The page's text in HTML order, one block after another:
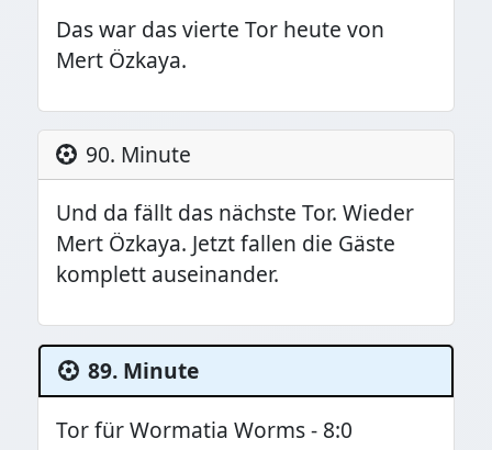
Das war das vierte Tor heute von
Mert Özkaya.
90. Minute
Und da fällt das nächste Tor. Wieder
Mert Özkaya. Jetzt fallen die Gäste
komplett auseinander.
89. Minute
Tor für Wormatia Worms - 8:0